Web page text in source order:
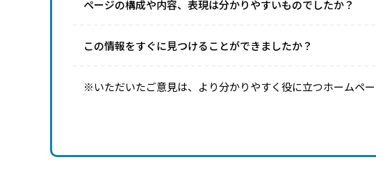
ページの構成や内容、表現は分かりやすいものでしたか？
この情報をすぐに見つけることができましたか？
※いただいたご意見は、より分かりやすく役に立つホームペ